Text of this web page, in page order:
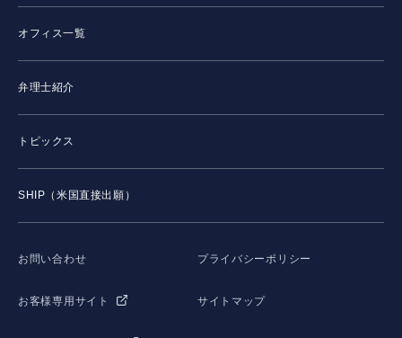
オフィス一覧
弁理士紹介
トピックス
SHIP（米国直接出願）
お問い合わせ
お客様専用サイト
プライバシーポリシー
サイトマップ